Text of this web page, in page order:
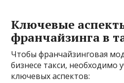
Ключевые
франчайзинга в
Чтобы франчайзинговая
бизнесе такси, необходимо
ключевых аспектов: